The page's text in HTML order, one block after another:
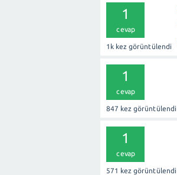
1
cevap
1k kez görüntülendi
1
cevap
847 kez görüntülendi
1
cevap
571 kez görüntülendi